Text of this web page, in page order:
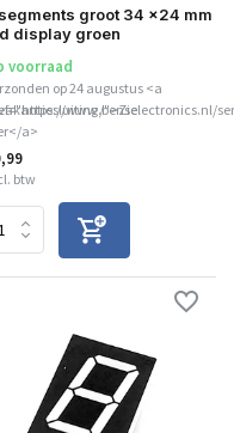
">Zie
groot 34 x24 mm
display groen
voorraad
op 24 augustus <a
www.benselectronics.nl/
a>
btw